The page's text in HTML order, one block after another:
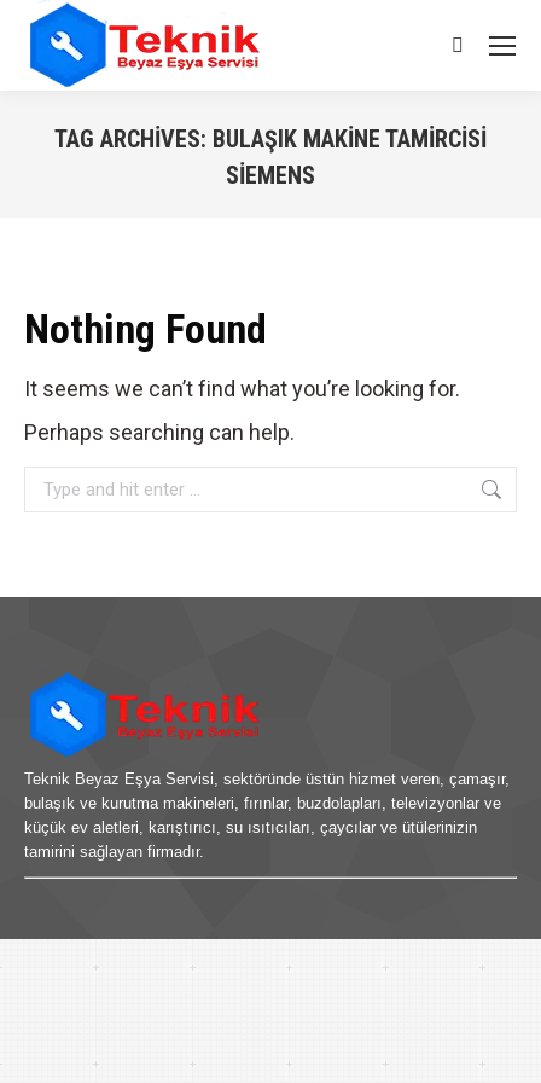
Search:
TAG ARCHIVES: BULAŞIK MAKINE TAMIRCISI
SIEMENS
Nothing Found
It seems we can’t find what you’re looking for.
Perhaps searching can help.
Search:
Teknik Beyaz Eşya Servisi, sektöründe üstün hizmet veren, çamaşır,
bulaşık ve kurutma makineleri, fırınlar, buzdolapları, televizyonlar ve
küçük ev aletleri, karıştırıcı, su ısıtıcıları, çaycılar ve ütülerinizin
tamirini sağlayan firmadır.